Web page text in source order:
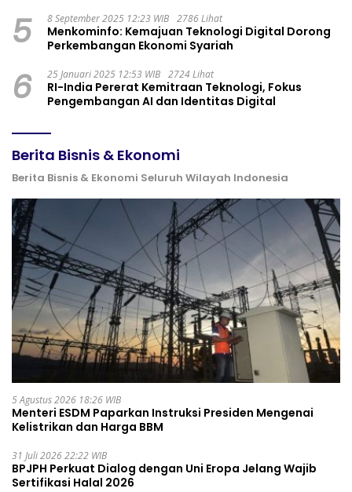
5 8 September 2025 12:23 WIB 2786 Lihat
Menkominfo: Kemajuan Teknologi Digital Dorong
Perkembangan Ekonomi Syariah
6 25 Januari 2025 12:53 WIB 2724 Lihat
RI-India Pererat Kemitraan Teknologi, Fokus
Pengembangan AI dan Identitas Digital
Berita Bisnis & Ekonomi
Berita Bisnis & Ekonomi Seluruh Wilayah Indonesia
5 Agustus 2026 18:26 WIB
Menteri ESDM Paparkan Instruksi Presiden Mengenai
Kelistrikan dan Harga BBM
31 Juli 2026 22:22 WIB
BPJPH Perkuat Dialog dengan Uni Eropa Jelang Wajib
Sertifikasi Halal 2026